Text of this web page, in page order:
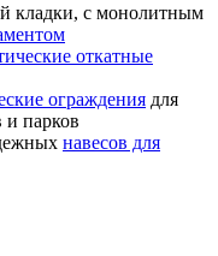
кладки, с монолитным
откатные
ограждения для
и парков
навесов для